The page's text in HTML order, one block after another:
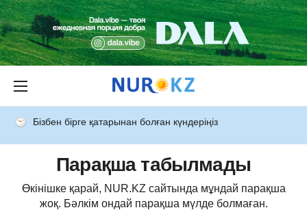
Бізбен бірге қатарынан болған күндеріңіз
Парақша табылмады
Өкінішке қарай, NUR.KZ сайтында мұндай парақша
жоқ. Бәлкім ондай парақша мүлде болмаған.